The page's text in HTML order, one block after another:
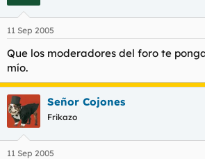
11 Sep 2005
Que los moderadores del foro te
mío.
Señor Cojones
Frikazo
11 Sep 2005